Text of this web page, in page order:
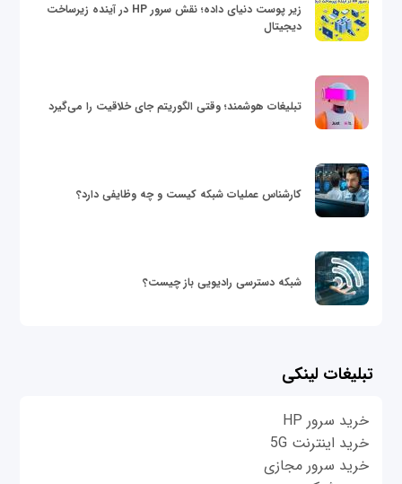
زیر پوست دنیای داده؛ نقش سرور HP در آینده زیرساخت
دیجیتال
تبلیغات هوشمند؛ وقتی الگوریتم جای خلاقیت را می‌گیرد
کارشناس عملیات شبکه کیست و چه وظایفی دارد؟
شبکه دسترسی رادیویی باز چیست؟
تبلیغات لینکی
خرید سرور HP
خرید اینترنت 5G
خرید سرور مجازی